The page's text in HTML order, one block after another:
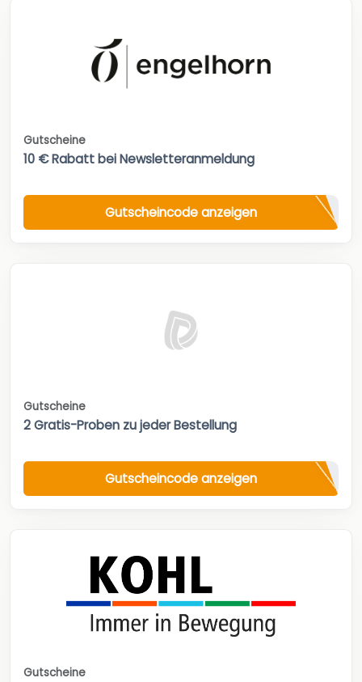
Gutscheine
10 € Rabatt bei Newsletteranmeldung
Gutscheincode anzeigen
Gutscheine
2 Gratis-Proben zu jeder Bestellung
Gutscheincode anzeigen
Gutscheine